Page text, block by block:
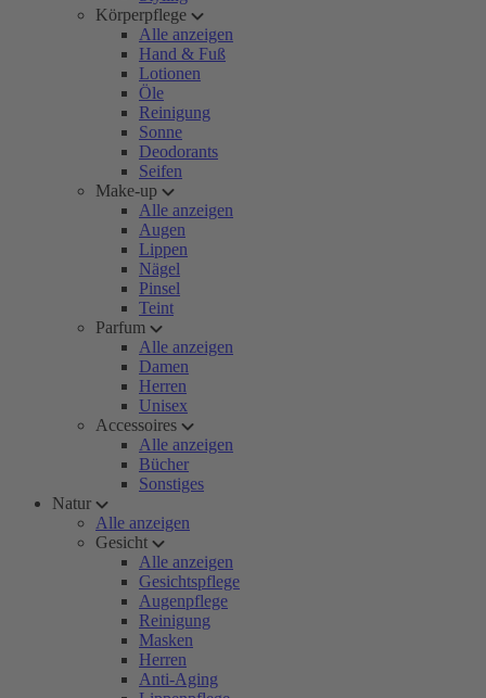
Körperpflege
Alle anzeigen
Hand & Fuß
Lotionen
Öle
Reinigung
Sonne
Deodorants
Seifen
Make-up
Alle anzeigen
Augen
Lippen
Nägel
Pinsel
Teint
Parfum
Alle anzeigen
Damen
Herren
Unisex
Accessoires
Alle anzeigen
Bücher
Sonstiges
Natur
Alle anzeigen
Gesicht
Alle anzeigen
Gesichtspflege
Augenpflege
Reinigung
Masken
Herren
Anti-Aging